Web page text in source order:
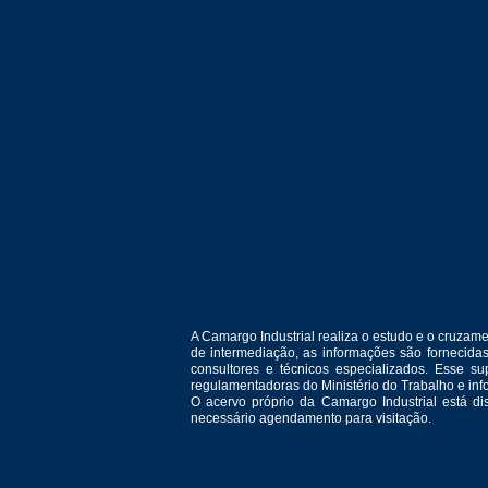
A Camargo Industrial realiza o estudo e o
de intermediação, as informações são
consultores e técnicos especializados. Esse
regulamentadoras do Ministério do Trabalho e
O acervo próprio da Camargo Industrial está
necessário agendamento para visitação.